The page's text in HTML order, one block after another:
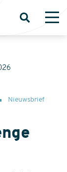
Open
Nieuwsbrief